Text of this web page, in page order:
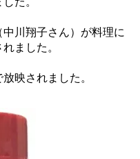
川翔子さん）が料理に
ました。
映されました。